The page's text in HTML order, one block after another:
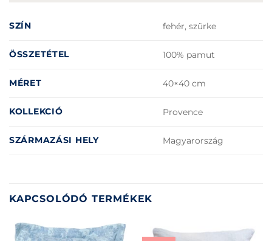
SZÍN fehér, szürke
ÖSSZETÉTEL 100% pamut
MÉRET 40×40 cm
KOLLEKCIÓ Provence
SZÁRMAZÁSI HELY Magyarország
KAPCSOLÓDÓ TERMÉKEK